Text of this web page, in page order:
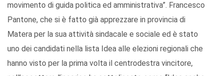
movimento di guida politica ed amministrativa”. Francesco
Pantone, che si è fatto già apprezzare in provincia di
Matera per la sua attività sindacale e sociale ed è stato
uno dei candidati nella lista Idea alle elezioni regionali che
hanno visto per la prima volta il centrodestra vincitore,